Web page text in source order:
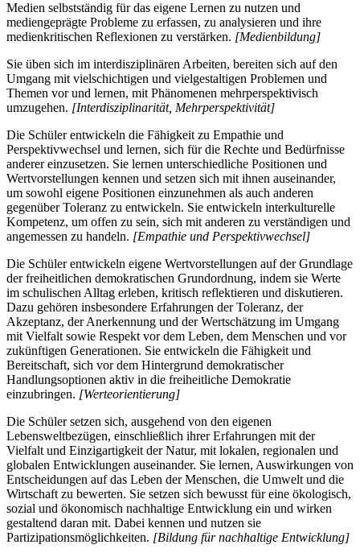
Medien selbstständig für das eigene Lernen zu nutzen und
mediengeprägte Probleme zu erfassen, zu analysieren und ihre
medienkritischen Reflexionen zu verstärken. [Medienbildung]
Sie üben sich im interdisziplinären Arbeiten, bereiten sich auf den
Umgang mit vielschichtigen und vielgestaltigen Problemen und
Themen vor und lernen, mit Phänomenen mehrperspektivisch
umzugehen. [Interdisziplinarität, Mehrperspektivität]
Die Schüler entwickeln die Fähigkeit zu Empathie und
Perspektivwechsel und lernen, sich für die Rechte und Bedürfnisse
anderer einzusetzen. Sie lernen unterschiedliche Positionen und
Wertvorstellungen kennen und setzen sich mit ihnen auseinander,
um sowohl eigene Positionen einzunehmen als auch anderen
gegenüber Toleranz zu entwickeln. Sie entwickeln interkulturelle
Kompetenz, um offen zu sein, sich mit anderen zu verständigen und
angemessen zu handeln. [Empathie und Perspektivwechsel]
Die Schüler entwickeln eigene Wertvorstellungen auf der Grundlage
der freiheitlichen demokratischen Grundordnung, indem sie Werte
im schulischen Alltag erleben, kritisch reflektieren und diskutieren.
Dazu gehören insbesondere Erfahrungen der Toleranz, der
Akzeptanz, der Anerkennung und der Wertschätzung im Umgang
mit Vielfalt sowie Respekt vor dem Leben, dem Menschen und vor
zukünftigen Generationen. Sie entwickeln die Fähigkeit und
Bereitschaft, sich vor dem Hintergrund demokratischer
Handlungsoptionen aktiv in die freiheitliche Demokratie
einzubringen. [Werteorientierung]
Die Schüler setzen sich, ausgehend von den eigenen
Lebensweltbezügen, einschließlich ihrer Erfahrungen mit der
Vielfalt und Einzigartigkeit der Natur, mit lokalen, regionalen und
globalen Entwicklungen auseinander. Sie lernen, Auswirkungen von
Entscheidungen auf das Leben der Menschen, die Umwelt und die
Wirtschaft zu bewerten. Sie setzen sich bewusst für eine ökologisch,
sozial und ökonomisch nachhaltige Entwicklung ein und wirken
gestaltend daran mit. Dabei kennen und nutzen sie
Partizipationsmöglichkeiten. [Bildung für nachhaltige Entwicklung]